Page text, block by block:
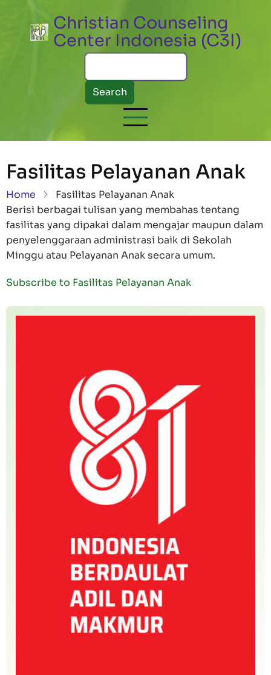
Christian Counseling
Center Indonesia (C3I)
Search
Fasilitas Pelayanan Anak
Breadcrumb
Home
Fasilitas Pelayanan Anak
Berisi berbagai tulisan yang membahas tentang
fasilitas yang dipakai dalam mengajar maupun dalam
penyelenggaraan administrasi baik di Sekolah
Minggu atau Pelayanan Anak secara umum.
Subscribe to Fasilitas Pelayanan Anak